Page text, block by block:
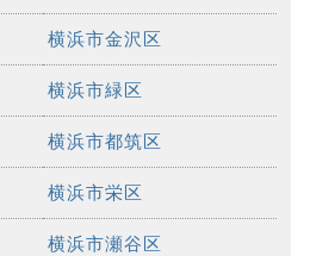
横浜市金沢区
横浜市緑区
横浜市都筑区
横浜市栄区
横浜市瀬谷区